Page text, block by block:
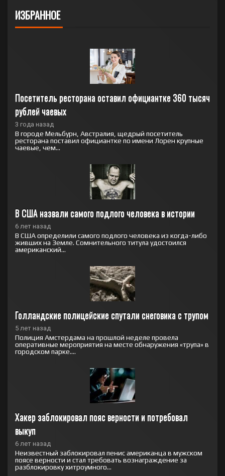
ИЗБРАННОЕ
Посетитель ресторана оставил официантке 360 тысяч
рублей чаевых
3 года назад
В городе Мельбурн, Австралия, щедрый посетитель
ресторана поставил официантке по имени Лорен крупные
чаевые, чем...
В США назвали самого подлого человека в истории
6 лет назад
В США определили самого подлого человека из когда-либо
живших на Земле. Сомнительного титула удостоился
американский...
Голландские полицейские спутали снеговика с трупом
5 лет назад
Полиция Амстердама на прошлой неделе провела
оперативные мероприятия на месте обнаружения «трупа» в
городском парке....
Хакер заблокировал пояс верности и потребовал
выкуп
6 лет назад
Неизвестный заблокировал пенис американца в мужском
поясе верности и стал требовать вознаграждение за
разблокировку хитроумного...